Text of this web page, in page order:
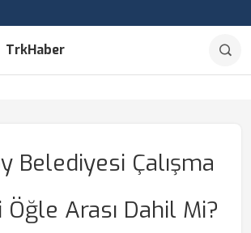
TrkHaber
Belediyesi Çalışma
Arası Dahil Mi?